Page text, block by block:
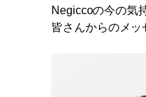
Negiccoの今の気
皆さんからのメッ